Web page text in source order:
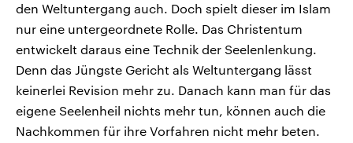
den Weltuntergang auch. Doch spielt dieser im Islam
nur eine untergeordnete Rolle. Das Christentum
entwickelt daraus eine Technik der Seelenlenkung.
Denn das Jüngste Gericht als Weltuntergang lässt
keinerlei Revision mehr zu. Danach kann man für das
eigene Seelenheil nichts mehr tun, können auch die
Nachkommen für ihre Vorfahren nicht mehr beten.